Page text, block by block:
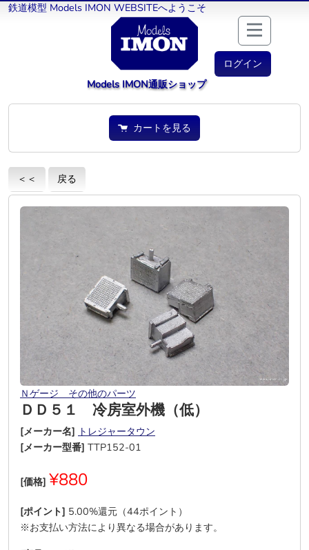
鉄道模型 Models IMON WEBSITEへようこそ
ログイン
Models IMON通販ショップ
カートを見る
＜＜ 戻る
Ｎゲージ その他のパーツ
ＤＤ５１ 冷房室外機（低）
[メーカー名] トレジャータウン
[メーカー型番] TTP152-01
[価格] ¥880
[ポイント] 5.00%還元（44ポイント）
※お支払い方法により異なる場合があります。